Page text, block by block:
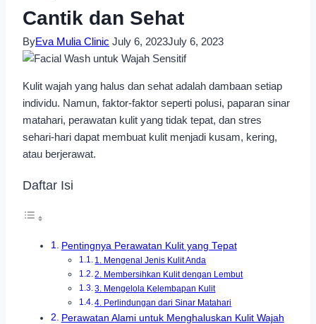
Cantik dan Sehat
ByEva Mulia Clinic July 6, 2023July 6, 2023
Kulit wajah yang halus dan sehat adalah dambaan setiap
individu. Namun, faktor-faktor seperti polusi, paparan sinar
matahari, perawatan kulit yang tidak tepat, dan stres
sehari-hari dapat membuat kulit menjadi kusam, kering,
atau berjerawat.
Daftar Isi
Pentingnya Perawatan Kulit yang Tepat
1. Mengenal Jenis Kulit Anda
2. Membersihkan Kulit dengan Lembut
3. Mengelola Kelembapan Kulit
4. Perlindungan dari Sinar Matahari
Perawatan Alami untuk Menghaluskan Kulit Wajah